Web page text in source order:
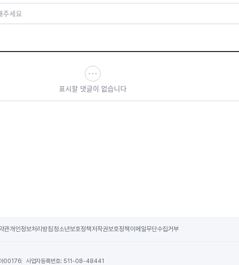
주세요
표시할 댓글이 없습니다
관개인정보처리방침 청소년보호정책저작권보호정책 이메일무단수집거부
00176 사업자등록번호: 511-08-48441